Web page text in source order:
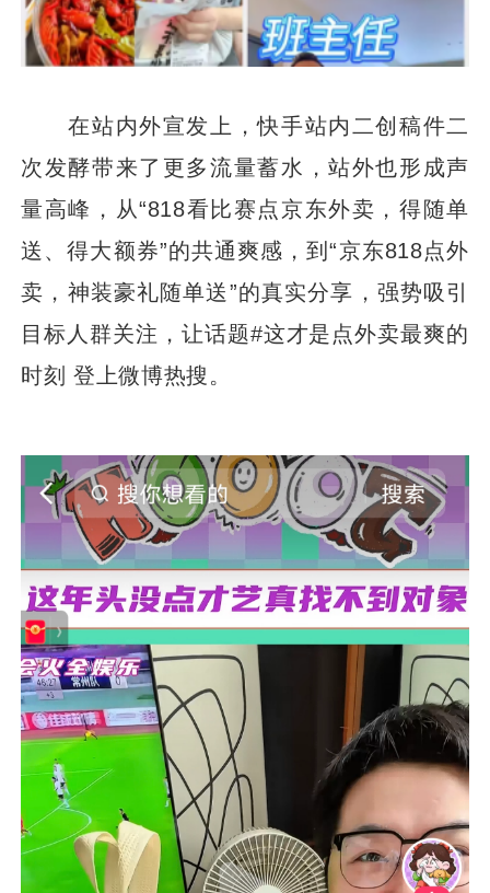
在站内外宣发上，快手站内二创稿件二
次发酵带来了更多流量蓄水，站外也形成声
量高峰，从“818看比赛点京东外卖，得随单
送、得大额券”的共通爽感，到“京东818点外
卖，神装豪礼随单送”的真实分享，强势吸引
目标人群关注，让话题#这才是点外卖最爽的
时刻 登上微博热搜。